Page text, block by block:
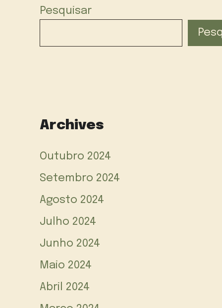
Pesquisar
Archives
Outubro 2024
Setembro 2024
Agosto 2024
Julho 2024
Junho 2024
Maio 2024
Abril 2024